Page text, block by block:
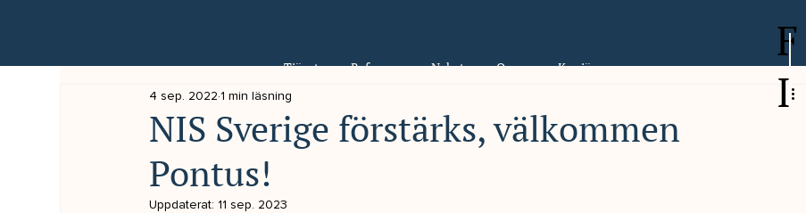
Tjänster Referenser Nyheter Om oss Karriär
F
I
NIS Sverige förstärks, välkommen
Pontus!
4 sep. 2022 1 min läsning
Uppdaterat:11 sep. 2023